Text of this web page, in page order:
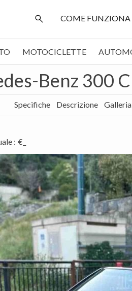
COME FUNZIONA
MOTOCICLETTE
Benz 300
Specifiche Descrizione
: €_